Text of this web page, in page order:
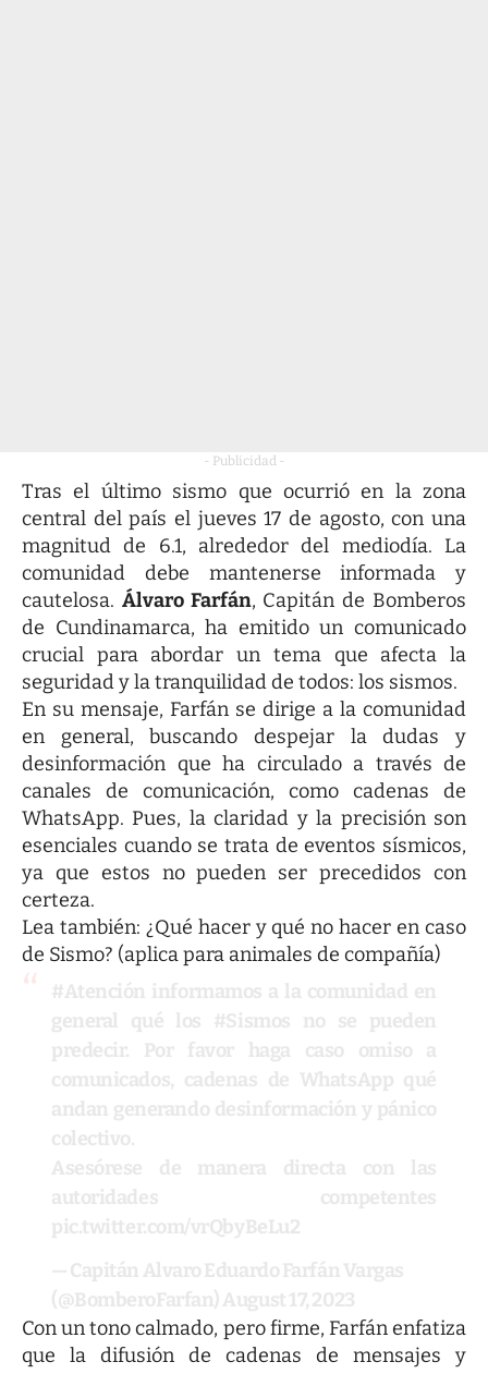
- Publicidad -
Tras el último sismo que ocurrió en la zona
central del país el jueves 17 de agosto, con una
magnitud de 6.1, alrededor del mediodía. La
comunidad debe mantenerse informada y
cautelosa. Álvaro Farfán, Capitán de Bomberos
de Cundinamarca, ha emitido un comunicado
crucial para abordar un tema que afecta la
seguridad y la tranquilidad de todos: los sismos.
En su mensaje, Farfán se dirige a la comunidad
en general, buscando despejar la dudas y
desinformación que ha circulado a través de
canales de comunicación, como cadenas de
WhatsApp. Pues, la claridad y la precisión son
esenciales cuando se trata de eventos sísmicos,
ya que estos no pueden ser precedidos con
certeza.
Lea también: ¿Qué hacer y qué no hacer en caso
de Sismo? (aplica para animales de compañía)
Con un tono calmado, pero firme, Farfán enfatiza
que la difusión de cadenas de mensajes y